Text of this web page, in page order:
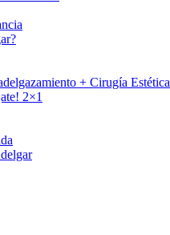
+ Cirugía Estética
2×1